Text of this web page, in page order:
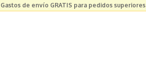
Gastos de envío GRATIS para pedidos superiores